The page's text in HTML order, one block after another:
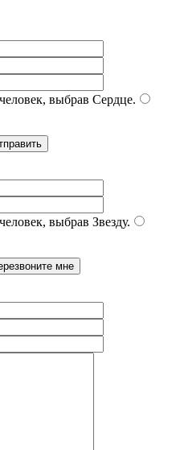
выбрав Сердце.
выбрав Звезду.